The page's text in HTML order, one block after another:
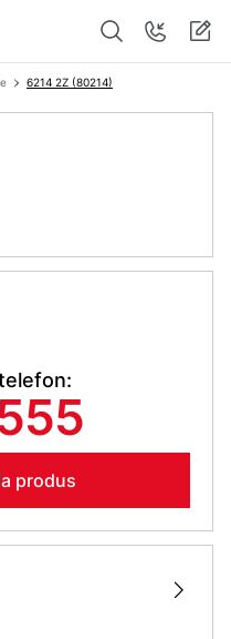
6214 2Z (80214)
produs